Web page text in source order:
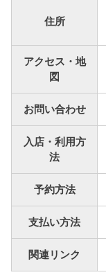
住所
アクセス・地
図
お問い合わせ
入店・利用方
法
予約方法
支払い方法
関連リンク